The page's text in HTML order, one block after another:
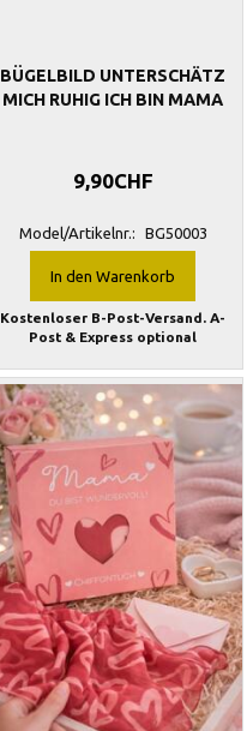
BÜGELBILD UNTERSCHÄTZ
MICH RUHIG ICH BIN MAMA
9,90CHF
Model/Artikelnr.: BG50003
In den Warenkorb
Kostenloser B-Post-Versand. A-
Post & Express optional